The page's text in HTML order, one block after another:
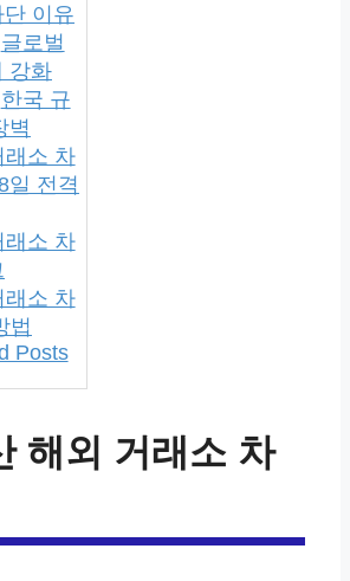
이유
글로벌
강화
한국 규
벽
래소 차
일 전격
래소 차
래소 차
법
Posts
해외 거래소 차